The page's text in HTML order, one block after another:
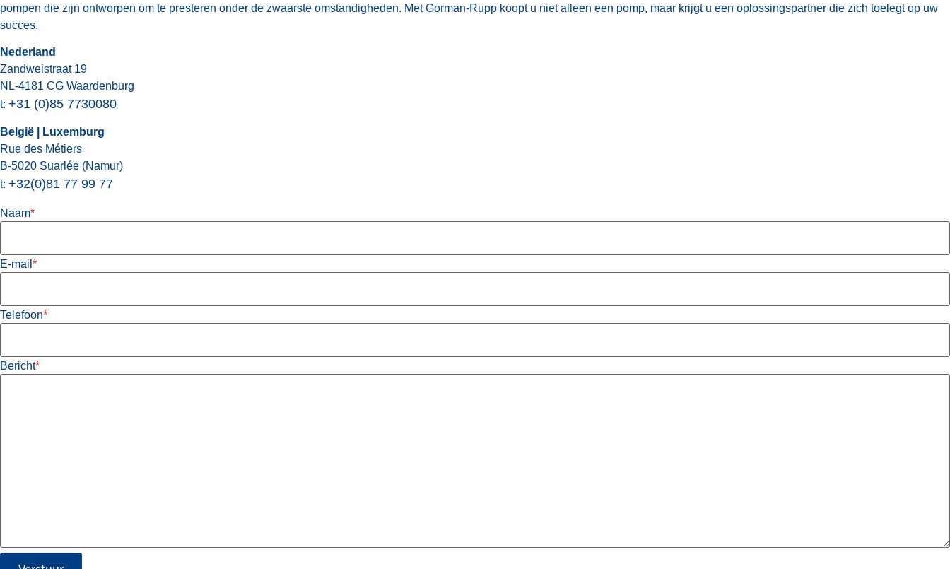
pompen die zijn ontworpen om te presteren onder de zwaarste omstandigheden. Met Gorman-Rupp koopt u niet alleen een pomp, maar krijgt u een oplossingspartner die zich toelegt op uw
succes.
Nederland
Zandweistraat 19
NL-4181 CG Waardenburg
t: +31 (0)85 7730080
België | Luxemburg
Rue des Métiers
B-5020 Suarlée (Namur)
t: +32(0)81 77 99 77
Naam*
E-mail *
Telefoon*
Bericht*